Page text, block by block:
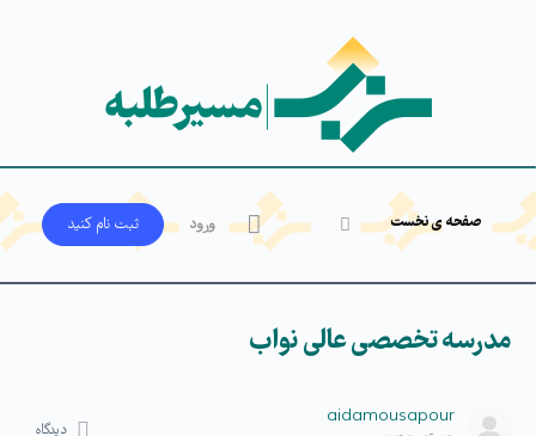
صفحه ی نخست ورود ثبت‌ نام کنید
مدرسه تخصصی عالی نواب
aidamousapour
دیدگاه